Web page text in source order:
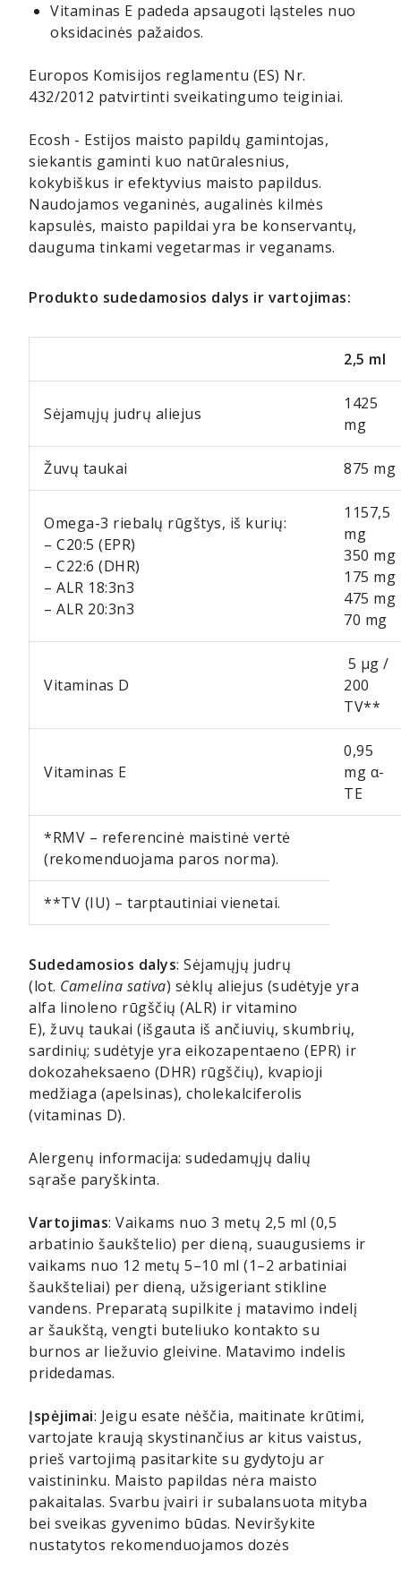
Vitaminas E padeda apsaugoti ląsteles nuo
oksidacinės pažaidos.
Europos Komisijos reglamentu (ES) Nr.
432/2012 patvirtinti sveikatingumo teiginiai.
Ecosh - Estijos maisto papildų gamintojas,
siekantis gaminti kuo natūralesnius,
kokybiškus ir efektyvius maisto papildus.
Naudojamos veganinės, augalinės kilmės
kapsulės, maisto papildai yra be konservantų,
dauguma tinkami vegetarmas ir veganams.
Produkto sudedamosios dalys ir vartojimas:
2,5 ml
Sėjamųjų judrų aliejus
1425
mg
Žuvų taukai 875 mg
Omega-3 riebalų rūgštys, iš kurių:
– C20:5 (EPR)
– C22:6 (DHR)
– ALR 18:3n3
– ALR 20:3n3
1157,5
mg
350 mg
175 mg
475 mg
70 mg
Vitaminas D
5 μg /
200
TV**
Vitaminas E
0,95
mg α-
TE
*RMV – referencinė maistinė vertė
(rekomenduojama paros norma).
**TV (IU) – tarptautiniai vienetai.
Sudedamosios dalys: Sėjamųjų judrų
(lot. Camelina sativa) sėklų aliejus (sudėtyje yra
alfa linoleno rūgščių (ALR) ir vitamino
E), žuvų taukai (išgauta iš ančiuvių, skumbrių,
sardinių; sudėtyje yra eikozapentaeno (EPR) ir
dokozaheksaeno (DHR) rūgščių), kvapioji
medžiaga (apelsinas), cholekalciferolis
(vitaminas D).
Alergenų informacija: sudedamųjų dalių
sąraše paryškinta.
Vartojimas: Vaikams nuo 3 metų 2,5 ml (0,5
arbatinio šaukštelio) per dieną, suaugusiems ir
vaikams nuo 12 metų 5–10 ml (1–2 arbatiniai
šaukšteliai) per dieną, užsigeriant stikline
vandens. Preparatą supilkite į matavimo indelį
ar šaukštą, vengti buteliuko kontakto su
burnos ar liežuvio gleivine. Matavimo indelis
pridedamas.
Įspėjimai: Jeigu esate nėščia, maitinate krūtimi,
vartojate kraują skystinančius ar kitus vaistus,
prieš vartojimą pasitarkite su gydytoju ar
vaistininku. Maisto papildas nėra maisto
pakaitalas. Svarbu įvairi ir subalansuota mityba
bei sveikas gyvenimo būdas. Neviršykite
nustatytos rekomenduojamos dozės